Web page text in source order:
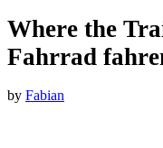
Where the
Fahrrad
by Fabian